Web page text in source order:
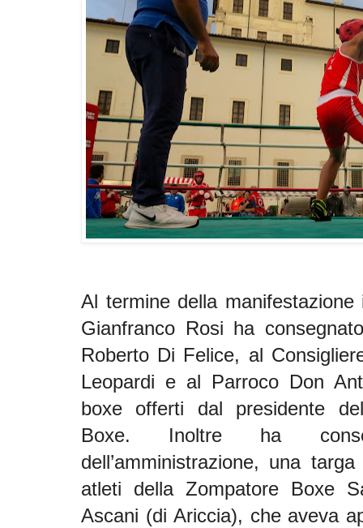
Al termine della
Gianfranco Rosi ha
Roberto Di Felice, al
Leopardi e al Parroco Don
boxe offerti dal presidente
Boxe. Inoltre ha
dell’amministrazione, una
atleti della Zompatore Boxe
Ascani (di Ariccia), che aveva